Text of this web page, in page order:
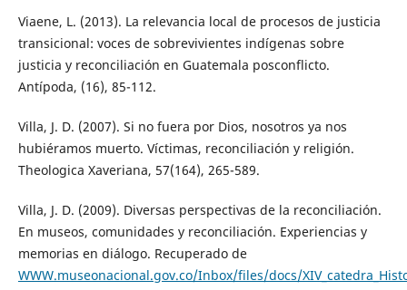
Viaene, L. (2013). La relevancia local de procesos de justicia
transicional: voces de sobrevivientes indígenas sobre
justicia y reconciliación en Guatemala posconflicto.
Antípoda, (16), 85-112.
Villa, J. D. (2007). Si no fuera por Dios, nosotros ya nos
hubiéramos muerto. Víctimas, reconciliación y religión.
Theologica Xaveriana, 57(164), 265-589.
Villa, J. D. (2009). Diversas perspectivas de la reconciliación.
En museos, comunidades y reconciliación. Experiencias y
memorias en diálogo. Recuperado de
WWW.museonacional.gov.co/Inbox/files/docs/